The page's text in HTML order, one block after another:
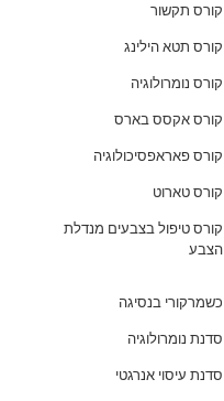
קורס תקשור
קורס תטא הילינג
קורס נומרולוגיה
קורס אקסס בארס
קורס פאראפסיכולוגיה
קורס טארוט
קורס טיפול בצבעים מנדלת
הצבע
כשמרקורי בנסיגה
סדנת נומרולוגיה
סדנת עיסוי אנרגטי